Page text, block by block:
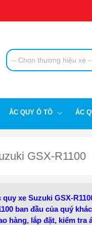
-- Chọn thương hiệu xe --
ẮC QUY Ô TÔ ẮC
GSX-R1100
quy xe Suzuki GSX-
ban đầu của quý
hàng, lắp đặt, kiểm